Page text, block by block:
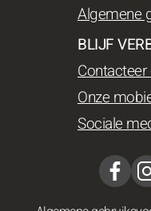
Algemene
BLIJF
Contacteer
Onze
Sociale